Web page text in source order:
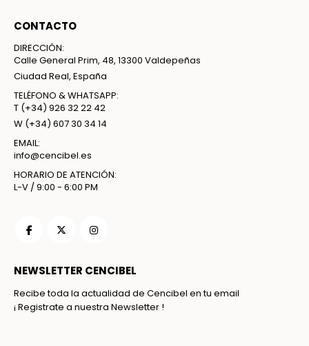
CONTACTO
DIRECCIÓN:
Calle General Prim, 48, 13300 Valdepeñas
Ciudad Real, España
TELÉFONO & WHATSAPP:
T (+34) 926 32 22 42
W (+34) 607 30 34 14
EMAIL:
info@cencibel.es
HORARIO DE ATENCIÓN:
L-V / 9:00 - 6:00 PM
NEWSLETTER CENCIBEL
Recibe toda la actualidad de Cencibel en tu email
¡ Registrate a nuestra Newsletter !